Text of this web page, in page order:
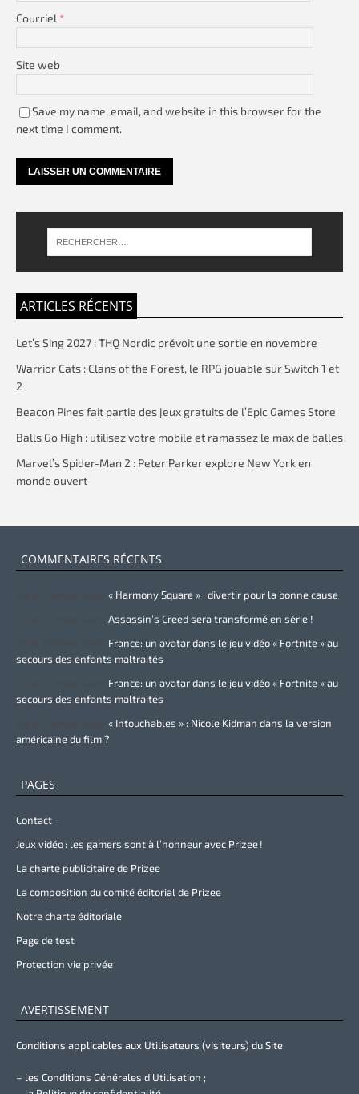
Courriel *
Site web
Save my name, email, and website in this browser for the
next time I comment.
ARTICLES RÉCENTS
Let’s Sing 2027 : THQ Nordic prévoit une sortie en novembre
Warrior Cats : Clans of the Forest, le RPG jouable sur Switch 1 et
2
Beacon Pines fait partie des jeux gratuits de l’Epic Games Store
Balls Go High : utilisez votre mobile et ramassez le max de balles
Marvel’s Spider-Man 2 : Peter Parker explore New York en
monde ouvert
COMMENTAIRES RÉCENTS
« Harmony Square » : divertir pour la bonne cause
Assassin’s Creed sera transformé en série !
France: un avatar dans le jeu vidéo « Fortnite » au
secours des enfants maltraités
France: un avatar dans le jeu vidéo « Fortnite » au
secours des enfants maltraités
« Intouchables » : Nicole Kidman dans la version
américaine du film ?
PAGES
Contact
Jeux vidéo : les gamers sont à l’honneur avec Prizee !
La charte publicitaire de Prizee
La composition du comité éditorial de Prizee
Notre charte éditoriale
Page de test
Protection vie privée
AVERTISSEMENT
Conditions applicables aux Utilisateurs (visiteurs) du Site
– les Conditions Générales d’Utilisation ;